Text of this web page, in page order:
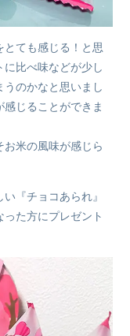
とても感じる！と思
比べ味などが少し
のかなと思いまし
じることができま
米の風味が感じら
『チョコあられ』
た方にプレゼント